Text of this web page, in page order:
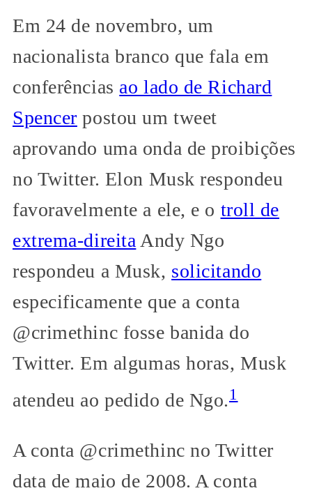
Em 24 de novembro, um
nacionalista branco que fala em
conferências ao lado de Richard
Spencer postou um tweet
aprovando uma onda de proibições
no Twitter. Elon Musk respondeu
favoravelmente a ele, e o troll de
extrema-direita Andy Ngo
respondeu a Musk, solicitando
especificamente que a conta
@crimethinc fosse banida do
Twitter. Em algumas horas, Musk
atendeu ao pedido de Ngo.1
A conta @crimethinc no Twitter
data de maio de 2008. A conta